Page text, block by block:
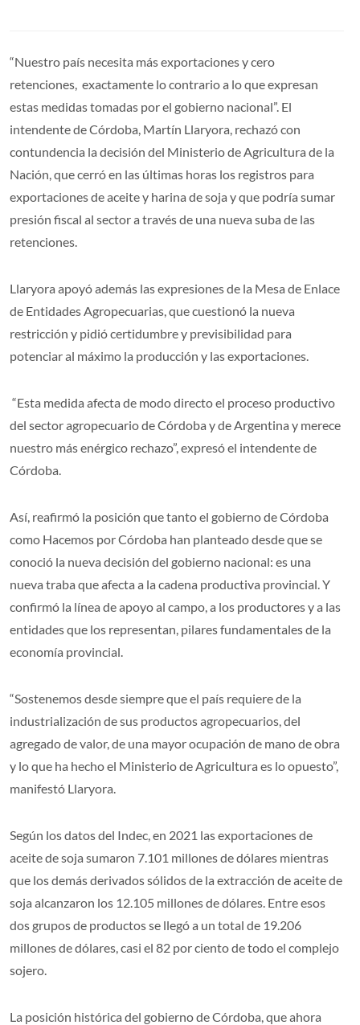
“Nuestro país necesita más exportaciones y cero
retenciones, exactamente lo contrario a lo que expresan
estas medidas tomadas por el gobierno nacional”. El
intendente de Córdoba, Martín Llaryora, rechazó con
contundencia la decisión del Ministerio de Agricultura de la
Nación, que cerró en las últimas horas los registros para
exportaciones de aceite y harina de soja y que podría sumar
presión fiscal al sector a través de una nueva suba de las
retenciones.
Llaryora apoyó además las expresiones de la Mesa de Enlace
de Entidades Agropecuarias, que cuestionó la nueva
restricción y pidió certidumbre y previsibilidad para
potenciar al máximo la producción y las exportaciones.
“Esta medida afecta de modo directo el proceso productivo
del sector agropecuario de Córdoba y de Argentina y merece
nuestro más enérgico rechazo”, expresó el intendente de
Córdoba.
Así, reafirmó la posición que tanto el gobierno de Córdoba
como Hacemos por Córdoba han planteado desde que se
conoció la nueva decisión del gobierno nacional: es una
nueva traba que afecta a la cadena productiva provincial. Y
confirmó la línea de apoyo al campo, a los productores y a las
entidades que los representan, pilares fundamentales de la
economía provincial.
“Sostenemos desde siempre que el país requiere de la
industrialización de sus productos agropecuarios, del
agregado de valor, de una mayor ocupación de mano de obra
y lo que ha hecho el Ministerio de Agricultura es lo opuesto”,
manifestó Llaryora.
Según los datos del Indec, en 2021 las exportaciones de
aceite de soja sumaron 7.101 millones de dólares mientras
que los demás derivados sólidos de la extracción de aceite de
soja alcanzaron los 12.105 millones de dólares. Entre esos
dos grupos de productos se llegó a un total de 19.206
millones de dólares, casi el 82 por ciento de todo el complejo
sojero.
La posición histórica del gobierno de Córdoba, que ahora